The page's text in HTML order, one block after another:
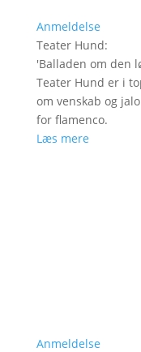
Anmeldelse
Teater Hund:
'Balladen om den
Teater Hund er i
om venskab og
for flamenco.
Læs mere
Anmeldelse